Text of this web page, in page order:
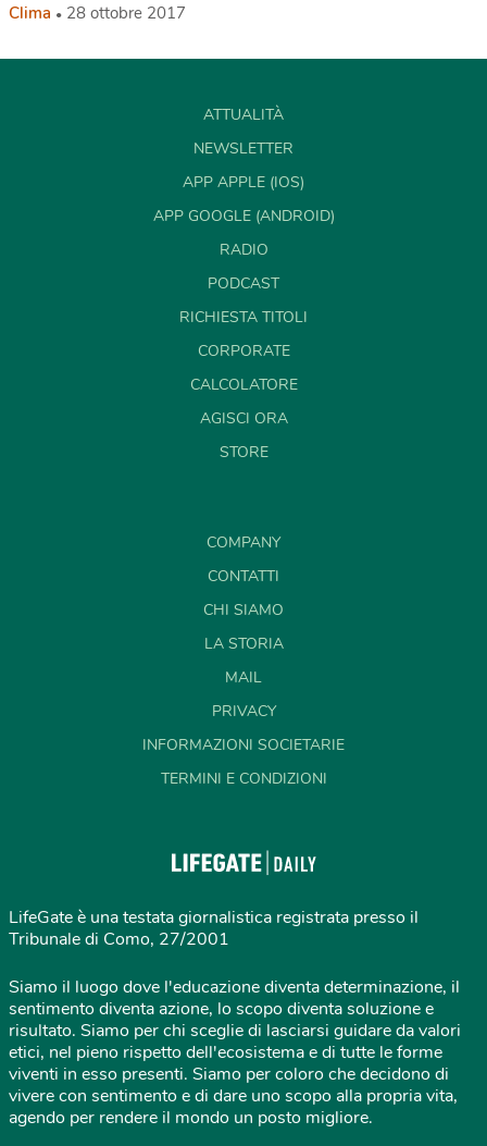
Clima 28 ottobre 2017
ATTUALITÀ
NEWSLETTER
APP APPLE (IOS)
APP GOOGLE (ANDROID)
RADIO
PODCAST
RICHIESTA TITOLI
CORPORATE
CALCOLATORE
AGISCI ORA
STORE
COMPANY
CONTATTI
CHI SIAMO
LA STORIA
MAIL
PRIVACY
INFORMAZIONI SOCIETARIE
TERMINI E CONDIZIONI
LifeGate è una testata giornalistica registrata presso il
Tribunale di Como, 27/2001
Siamo il luogo dove l'educazione diventa determinazione, il
sentimento diventa azione, lo scopo diventa soluzione e
risultato. Siamo per chi sceglie di lasciarsi guidare da valori
etici, nel pieno rispetto dell'ecosistema e di tutte le forme
viventi in esso presenti. Siamo per coloro che decidono di
vivere con sentimento e di dare uno scopo alla propria vita,
agendo per rendere il mondo un posto migliore.